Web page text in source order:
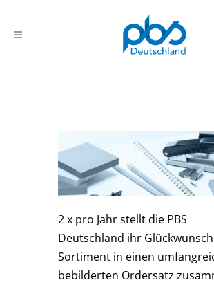
2 x pro Jahr stellt die PBS
Deutschland ihr
Sortiment in einen
bebilderten Ordersatz